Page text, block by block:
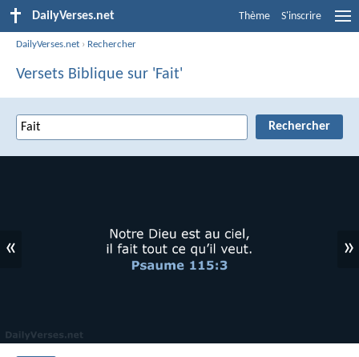
DailyVerses.net Thème S'inscrire
DailyVerses.net › Rechercher
Versets Biblique sur 'Fait'
« »